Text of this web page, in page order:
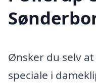
Ønsker du selv
speciale i